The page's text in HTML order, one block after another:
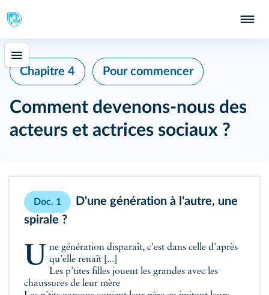
Chapitre 4 Pour commencer
Comment devenons-nous des
acteurs et actrices sociaux ?
Doc. 1
D'une génération à l'autre, une
spirale ?
Une génération disparaît, c'est dans celle d'après qu'elle renaît [...]
Les p'tites filles jouent les grandes avec les
chaussures de leur mère